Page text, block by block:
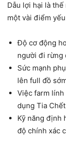
Dẫu lợi hại là
một vài điểm
Độ cơ động
người đi rừng
Sức mạnh
lên full đồ
Việc farm
dụng Tia
Kỹ năng định
độ chính xác